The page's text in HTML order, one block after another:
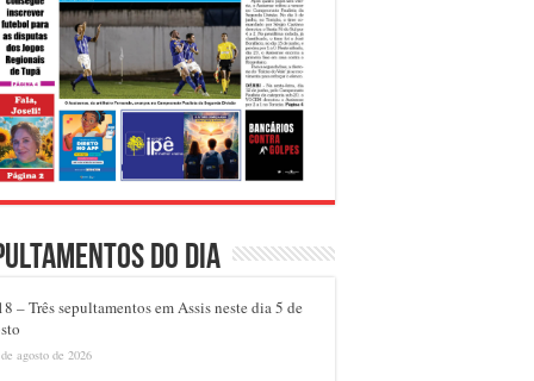
do dia
– Três sepultamentos em Assis neste dia 5 de
agosto de 2026